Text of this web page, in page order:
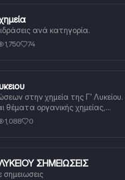
ανά κατηγορία.
1,750 74
στην χημεία της Γ' Λυκείου.
θέματα οργανικής χημείας,
και ενώσεων.
1,088 0
ΣΗΜΕΙΩΣΕΙΣ